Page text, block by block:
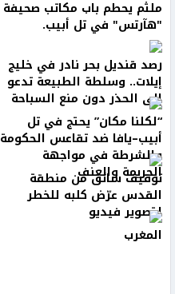
ملثم يحطم باب مكاتب صحيفة
"هآرتس" في تل أبيب.
رصد قنديل بحر نادر في خليج
إيلات.. وسلطة الطبيعة تدعو
إلى الحذر دون منع السباحة
“لكلنا مكان” يحتج في تل
أبيب–يافا ضد تقاعس الحكومة
والشرطة في مواجهة
الجريمة والعنف
توقيف سائق من منطقة
القدس عرّض كلبه للخطر
لتصوير فيديو
المغرب